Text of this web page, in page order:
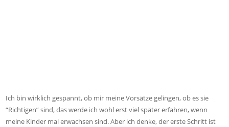
Ich bin wirklich gespannt, ob mir meine Vorsätze gelingen, ob es sie
“Richtigen” sind, das werde ich wohl erst viel später erfahren, wenn
meine Kinder mal erwachsen sind. Aber ich denke, der erste Schritt ist